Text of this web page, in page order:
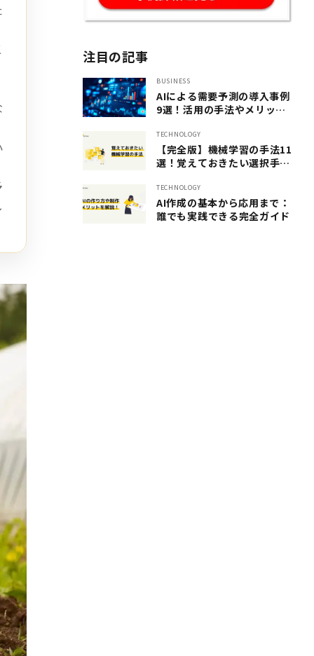
注目の記事
BUSINESS
AIによる需要予測の導入事例
9選！活用の手法やメリット
TECHNOLOGY
【完全版】機械学習の手法11
選！覚えておきたい選択手法
TECHNOLOGY
AI作成の基本から応用まで：
誰でも実践できる完全ガイド